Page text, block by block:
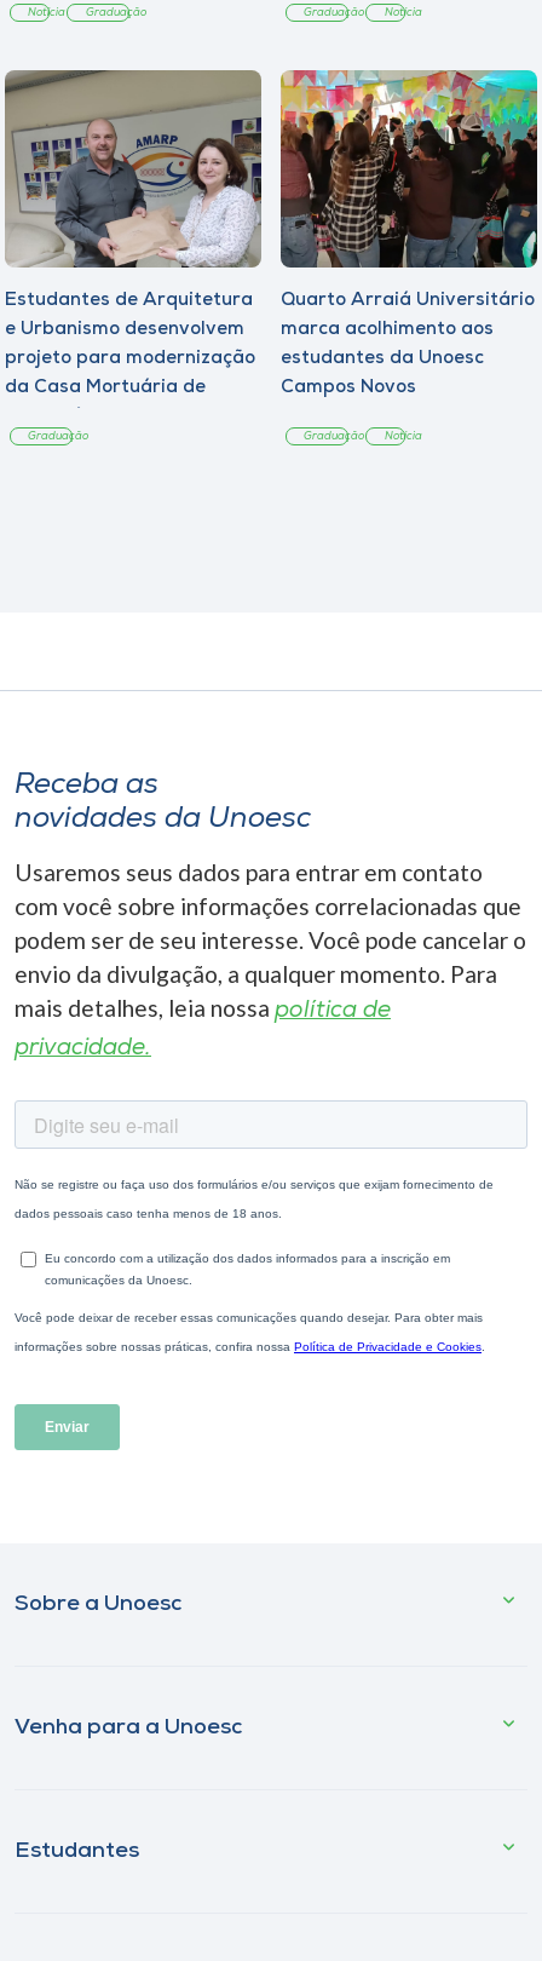
Notícia Graduação Graduação Notícia
Estudantes de Arquitetura
e Urbanismo desenvolvem
projeto para modernização
da Casa Mortuária de
Graduação
Quarto Arraiá Universitário
marca acolhimento aos
estudantes da Unoesc
Campos Novos
Graduação Notícia
Receba as
novidades da Unoesc
Usaremos seus dados para entrar em contato
com você sobre informações correlacionadas que
podem ser de seu interesse. Você pode cancelar o
envio da divulgação, a qualquer momento. Para
mais detalhes, leia nossa política de
privacidade.
Sobre a Unoesc
Venha para a Unoesc
Estudantes